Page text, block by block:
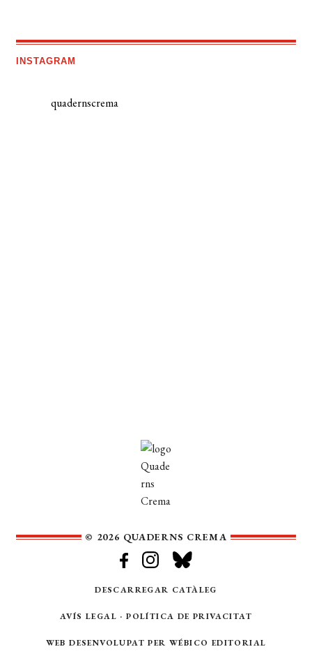
INSTAGRAM
quadernscrema
© 2026 QUADERNS CREMA
DESCARREGAR CATÀLEG
AVÍS LEGAL ·POLÍTICA DE PRIVACITAT
WEB DESENVOLUPAT PER WÉBICO EDITORIAL